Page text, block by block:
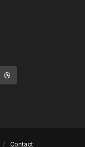
Contact